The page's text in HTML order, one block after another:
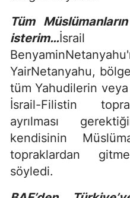
Tüm
isterim…İsrail
YairNetanyahu,
tüm Yahudilerin
İsrail-Filistin
ayrılması
kendisinin
topraklardan
söyledi.